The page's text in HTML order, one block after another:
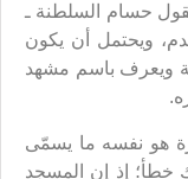
حسام السلطنة ـ
شمال مقبرة الشهداء بمسافة 500 قدم، ويحتمل أن يكون
ويعرف باسم مشهد
هو نفسه ما يسمّى
خطأ؛ إذ إن المسجد